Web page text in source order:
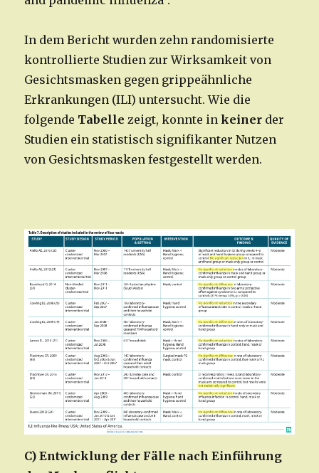
In dem Bericht wurden zehn randomisierte
kontrollierte Studien zur Wirksamkeit von
Gesichtsmasken gegen grippeähnliche
Erkrankungen (ILI) untersucht. Wie die
folgende Tabelle zeigt, konnte inkeiner der
Studien ein statistisch signifikanter Nutzen
von Gesichtsmasken festgestellt werden.
C) Entwicklung der Fälle nach Einführung